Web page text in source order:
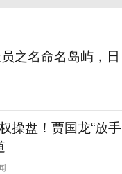
之名命名岛屿，日
操盘！贾国龙“放手